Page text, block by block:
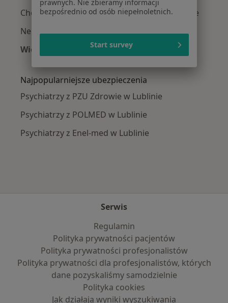
Choroba afektywna dwubiegunowa w Lublinie
Nerwica w Lublinie
Więcej (15)
Najpopularniejsze ubezpieczenia
Psychiatrzy z PZU Zdrowie w Lublinie
Psychiatrzy z POLMED w Lublinie
Psychiatrzy z Enel-med w Lublinie
Serwis
Regulamin
Polityka prywatności pacjentów
Polityka prywatności profesjonalistów
Polityka prywatności dla profesjonalistów, których
dane pozyskaliśmy samodzielnie
Polityka cookies
Jak działają wyniki wyszukiwania
prawnych. Nie zbieramy informacji
bezpośrednio od osób niepełnoletnich.
Start survey